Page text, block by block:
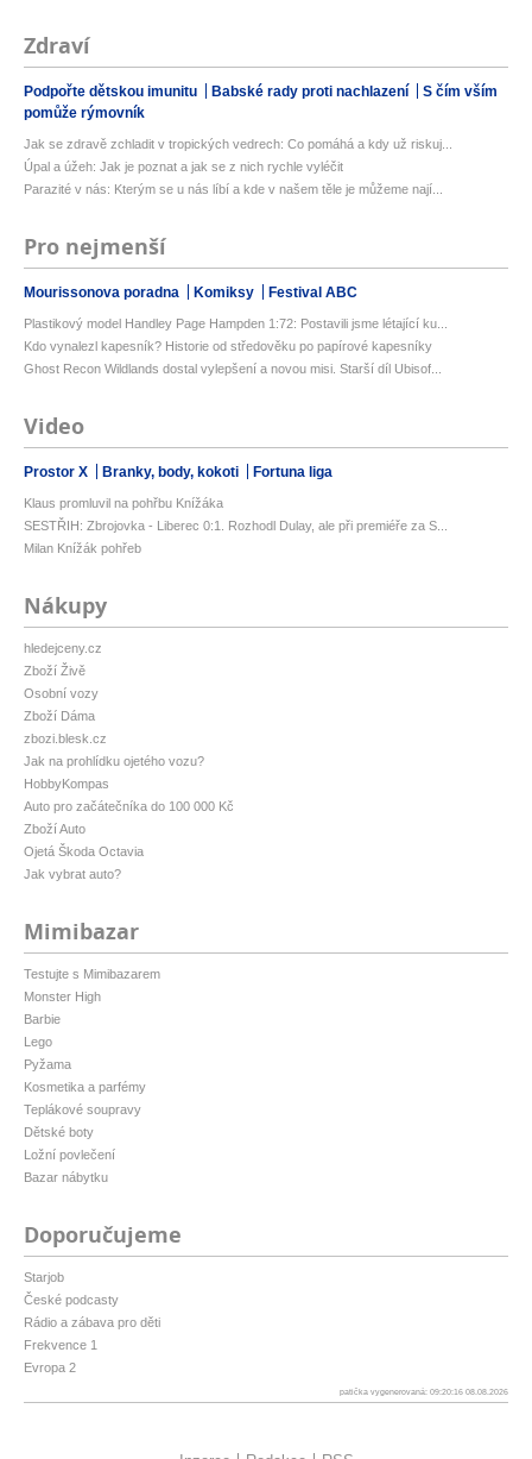
Zdraví
Podpořte dětskou imunitu Babské rady proti nachlazení
S čím vším
pomůže rýmovník
Jak se zdravě zchladit v tropických vedrech: Co pomáhá a kdy už riskuj...
Úpal a úžeh: Jak je poznat a jak se z nich rychle vyléčit
Parazité v nás: Kterým se u nás líbí a kde v našem těle je můžeme nají...
Pro nejmenší
Mourissonova poradna Komiksy Festival ABC
Plastikový model Handley Page Hampden 1:72: Postavili jsme létající ku...
Kdo vynalezl kapesník? Historie od středověku po papírové kapesníky
Ghost Recon Wildlands dostal vylepšení a novou misi. Starší díl Ubisof...
Video
Prostor X Branky, body, kokoti Fortuna liga
Klaus promluvil na pohřbu Knížáka
SESTŘIH: Zbrojovka - Liberec 0:1. Rozhodl Dulay, ale při premiéře za S...
Milan Knížák pohřeb
Nákupy
hledejceny.cz
Zboží Živě
Osobní vozy
Zboží Dáma
zbozi.blesk.cz
Jak na prohlídku ojetého vozu?
HobbyKompas
Auto pro začátečníka do 100 000 Kč
Zboží Auto
Ojetá Škoda Octavia
Jak vybrat auto?
Mimibazar
Testujte s Mimibazarem
Monster High
Barbie
Lego
Pyžama
Kosmetika a parfémy
Teplákové soupravy
Dětské boty
Ložní povlečení
Bazar nábytku
Doporučujeme
Starjob
České podcasty
Rádio a zábava pro děti
Frekvence 1
Evropa 2
patička vygenerovaná: 09:20:16 08.08.2026